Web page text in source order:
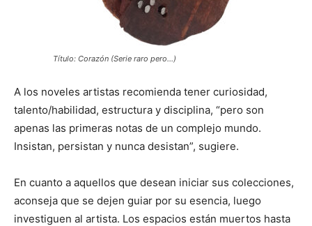
Título: Corazón (Serie raro pero…)
A los noveles artistas recomienda tener curiosidad,
talento/habilidad, estructura y disciplina, “pero son
apenas las primeras notas de un complejo mundo.
Insistan, persistan y nunca desistan”, sugiere.
En cuanto a aquellos que desean iniciar sus colecciones,
aconseja que se dejen guiar por su esencia, luego
investiguen al artista. Los espacios están muertos hasta